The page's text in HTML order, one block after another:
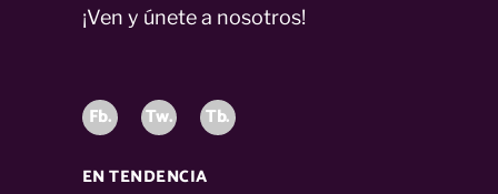
¡Ven y únete a nosotros!
Fb. Tw. Tb.
EN TENDENCIA